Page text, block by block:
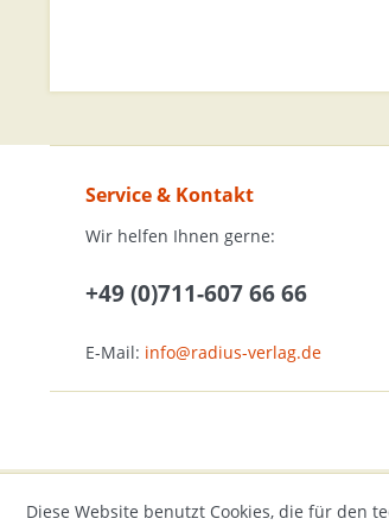
Service & Kontakt
Wir helfen Ihnen gerne:
+49 (0)711-607 66 66
E-Mail: info@radius-verlag.de
Diese Website benutzt Cookies, die für den